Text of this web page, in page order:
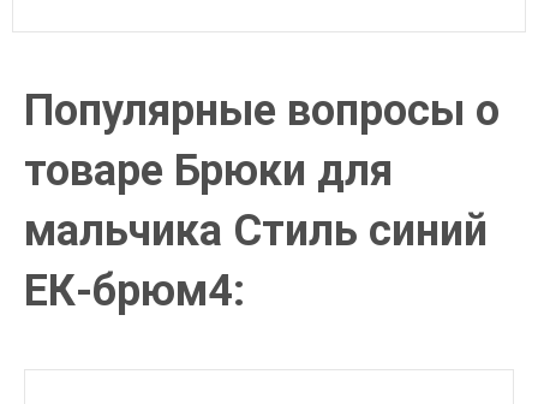
Популярные вопросы о
товаре Брюки для
мальчика Стиль синий
ЕК-брюм4: